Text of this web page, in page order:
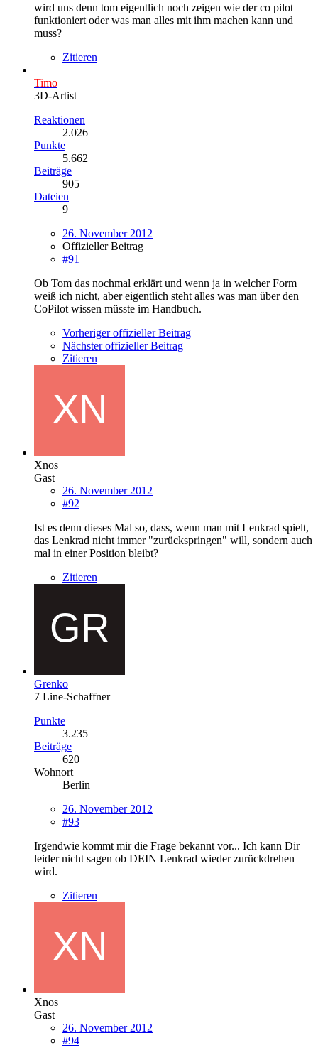
wird uns denn tom eigentlich noch zeigen wie der co pilot
funktioniert oder was man alles mit ihm machen kann und
muss?
Zitieren
Timo
3D-Artist
Reaktionen
2.026
Punkte
5.662
Beiträge
905
Dateien
9
26. November 2012
Offizieller Beitrag
#91
Ob Tom das nochmal erklärt und wenn ja in welcher Form
weiß ich nicht, aber eigentlich steht alles was man über den
CoPilot wissen müsste im Handbuch.
Vorheriger offizieller Beitrag
Nächster offizieller Beitrag
Zitieren
Xnos
Gast
26. November 2012
#92
Ist es denn dieses Mal so, dass, wenn man mit Lenkrad spielt,
das Lenkrad nicht immer "zurückspringen" will, sondern auch
mal in einer Position bleibt?
Zitieren
Grenko
7 Line-Schaffner
Punkte
3.235
Beiträge
620
Wohnort
Berlin
26. November 2012
#93
Irgendwie kommt mir die Frage bekannt vor... Ich kann Dir
leider nicht sagen ob DEIN Lenkrad wieder zurückdrehen
wird.
Zitieren
Xnos
Gast
26. November 2012
#94